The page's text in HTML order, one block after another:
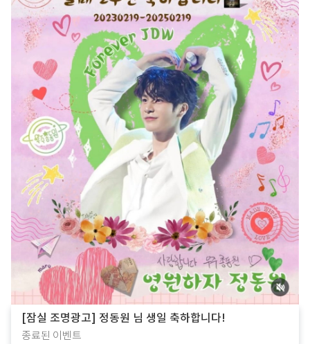
[잠실 조명광고] 정동원 님 생일 축하합니다!
종료된 이벤트